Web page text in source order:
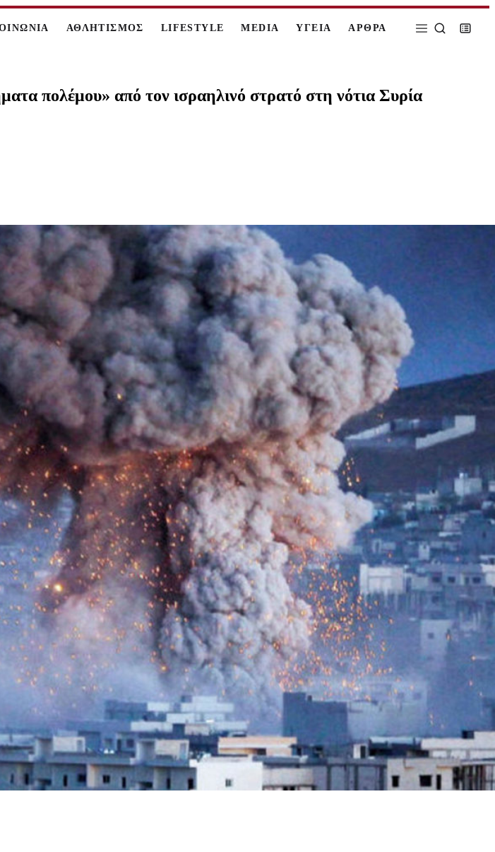
ΑΘΛΗΤΙΣΜΟΣ LIFESTYLE MEDIA ΥΓΕΙΑ ΑΡΘΡΑ
πολέμου» από τον ισραηλινό στρατό στη νότια Συρία